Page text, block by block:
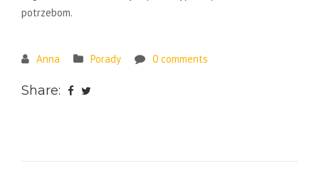
potrzebom.
Anna Porady 0 comments
Share: